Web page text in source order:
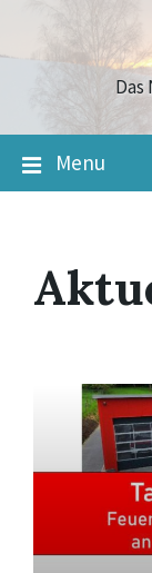
content
main
footer
Menu
erfahren